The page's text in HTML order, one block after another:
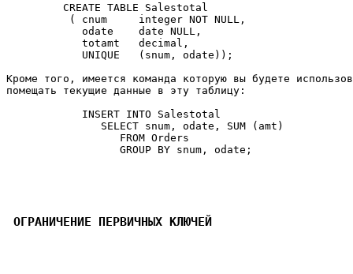
         CREATE TABLE Salestotal
          ( cnum     integer NOT NULL,
            odate    date NULL,
            totamt   decimal,
            UNIQUE   (snum, odate));
Кроме того, имеется команда которую вы будете
помещать текущие данные в эту таблицу:
            INSERT INTO Salestotal
               SELECT snum, odate, SUM (amt)
                  FROM Orders
                  GROUP BY snum, odate;
ОГРАНИЧЕНИЕ ПЕРВИЧНЫХ КЛЮЧЕЙ